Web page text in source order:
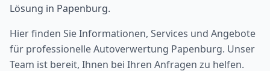
Lösung in Papenburg.
Hier finden Sie Informationen, Services und Angebote
für professionelle Autoverwertung Papenburg. Unser
Team ist bereit, Ihnen bei Ihren Anfragen zu helfen.